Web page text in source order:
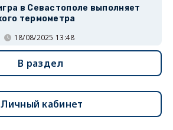
в Севастополе выполняет
термометра
18/08/2025 13:48
В раздел
Личный кабинет